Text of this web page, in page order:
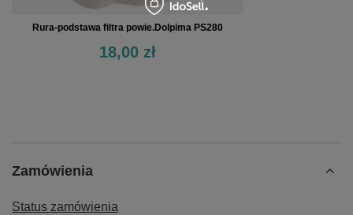
Rura-podstawa filtra powie.Dolpima PS280
18,00 zł
Zamówienia
Status zamówienia